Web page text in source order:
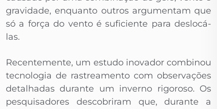
gravidade, enquanto outros argumentam que
só a força do vento é suficiente para deslocá-
las.
Recentemente, um estudo inovador combinou
tecnologia de rastreamento com observações
detalhadas durante um inverno rigoroso. Os
pesquisadores descobriram que, durante a